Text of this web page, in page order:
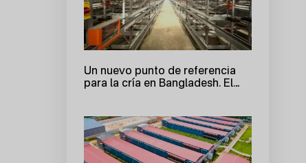
Un nuevo punto de referencia
para la cría en Bangladesh. El
abre un nuevo capítulo de
cooperación.